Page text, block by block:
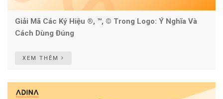
Giải Mã Các Ký Hiệu ®, ™, © Trong Logo: Ý Nghĩa Và
Cách Dùng Đúng
XEM THÊM